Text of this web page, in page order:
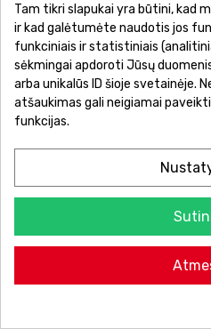
Garantinis aptarnavimas
Prekių grąžinimas
Tam tikri slapukai yra būtini, kad
ir kad galėtumėte naudotis jos
funkciniais ir statistiniais
sėkmingai apdoroti Jūsų
arba unikalūs ID šioje svetainėje.
atšaukimas gali neigiamai
funkcijas.